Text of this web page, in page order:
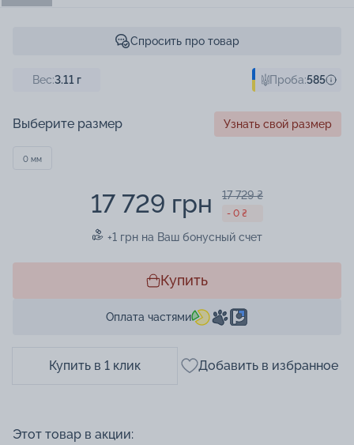
Спросить про товар
Вес:3.11 г Проба:585
Выберите размер Узнать свой размер
0 мм
17 729 грн 17 729 ₴
- 0 ₴
+1 грн на Ваш бонусный счет
Купить
Оплата частями
Купить в 1 клик Добавить в избранное
Этот товар в акции: